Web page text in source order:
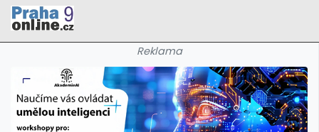
Reklama